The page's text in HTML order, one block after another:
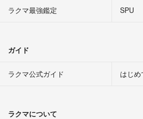
ラクマ最強鑑定
SPU
ガイド
ラクマ公式ガイド はじ
ラクマについて